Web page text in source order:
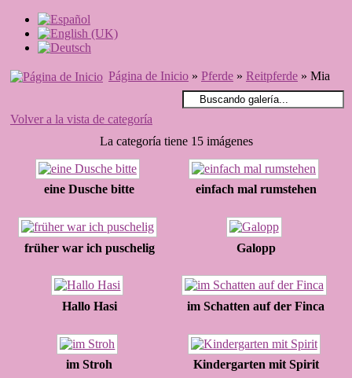
Página de Inicio » Pferde » Reitpferde » Mia
Volver a la vista de categoría
La categoría tiene 15 imágenes
eine Dusche bitte einfach mal rumstehen
früher war ich puschelig Galopp
Hallo Hasi im Schatten auf der Finca
im Stroh Kindergarten mit Spirit